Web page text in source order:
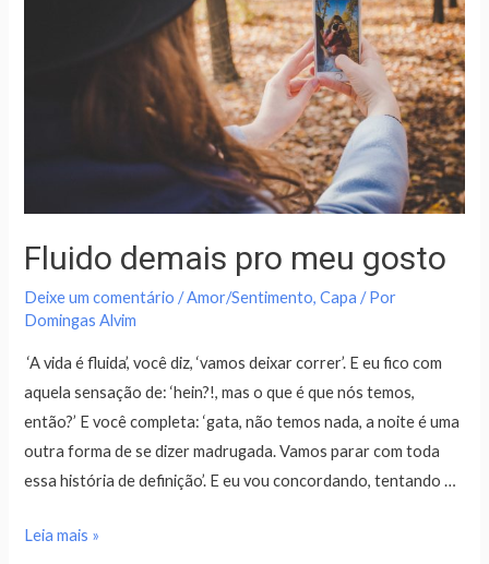
Fluido demais pro meu gosto
Deixe um comentário /Amor/Sentimento,Capa / Por
Domingas Alvim
‘A vida é fluida’, você diz, ‘vamos deixar correr’. E eu fico com
aquela sensação de: ‘hein?!, mas o que é que nós temos,
então?’ E você completa: ‘gata, não temos nada, a noite é uma
outra forma de se dizer madrugada. Vamos parar com toda
essa história de definição’. E eu vou concordando, tentando …
Leia mais »